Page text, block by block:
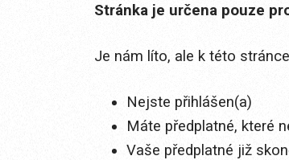
Stránka je určena pouze
Je nám líto, ale k této
Nejste přihlášen(a)
Máte předplatné, které
Vaše předplatné již